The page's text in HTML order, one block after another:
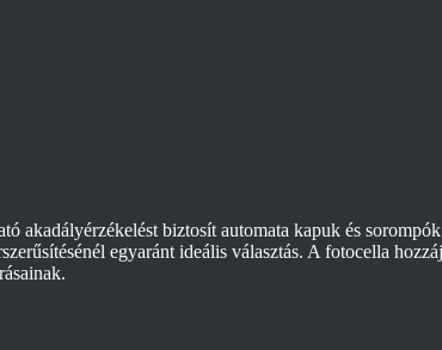
biztosít automata kapuk és
egyaránt ideális választás. A fotocella